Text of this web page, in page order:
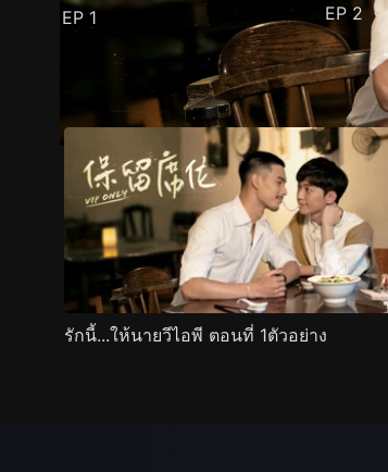
EP 1 EP 2
ภาพนิ่ง เนื้อหาที่แนะนำ
รักนี้...ให้นายวีไอพี ตอนที่ 1ตัวอย่าง